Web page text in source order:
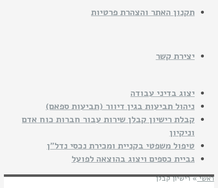
תקנון האתר והצהרת פרטיות
יצירת קשר
יצוג בדיני עבודה
ניהול תביעות בגין דיוור (תביעות ספאם)
קבלת רישיון קבלן שירות עבור חברות כוח אדם
וניקיון
טיפול משפטי בקניית ומכירת נכסי נדל"ן
גביית כספים ויצוג בהוצאה לפועל
ראשי » רישיון קבלן